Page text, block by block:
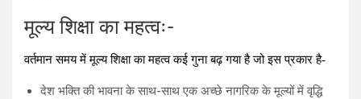
मूल्य शिक्षा का महत्वः-
वर्तमान समय में मूल्य शिक्षा का महत्व कई गुना बढ़ गया है जो इस प्रकार है-
देश भक्ति की भावना के साथ-साथ एक अच्छे नागरिक के मूल्यों में वृद्धि